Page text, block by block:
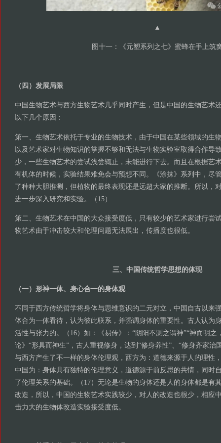
▲
图十一：《元塑系列之七》蜜蜂在手上筑
（四）发展局限
中国生物艺术与西方生物艺术几乎同时产生，但是中国的生物艺术
以下几个原因：
第一、生物艺术依托于专业的生物技术，由于中国在某些领域的生
以及艺术家对生物知识的掌握不够和无法与生物实验室取得合作导
少，一些生物艺术的尝试浅尝辄止，未能进行下去。而且在根据艺
有机体的时候，实验结果难免会与预想不同。《涂抹》系列中，尽
了种种大胆推测，但植物的最终表现还是远超大家的推断。所以，
进一步深入研究和实验。（15）
第二、生物艺术在中国的大众接受度低，只有较少的艺术家进行尝
物艺术由于冲击较大和伦理问题无法展出，传播度也很低。
三、中国传统哲学思想的体现
（一）形神一体、身心合一的身体观
不同于西方传统哲学将身体与思维意识的二元对立，中国自古以来
体合为一体看待，认为彼此联系，并强调身体的重要性。古人认为
活性与张力的。（16）如：《易传》：“阴阳不测之谓神”“神而明之
论》“形具而神生”，古人重视修身，达到“修身养性”、“修身齐家治
与西方产生了不一样的身体伦理观，西方为：道德来源于人的理性
中国为：身体具有独特的伦理意义，道德源于前反思的共情，同时
了伦理关系的基础。（17）无论是生物的身体还是人的身体都是有
改造，所以，中国的生物艺术实践较少，对人的改造也很少，相应
击力大的生物体改造实验接受度低。